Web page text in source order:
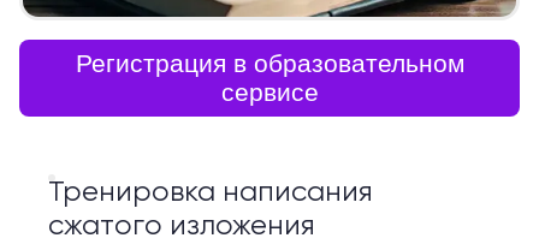
Регистрация в образовательном
сервисе
Тренировка написания
сжатого изложения